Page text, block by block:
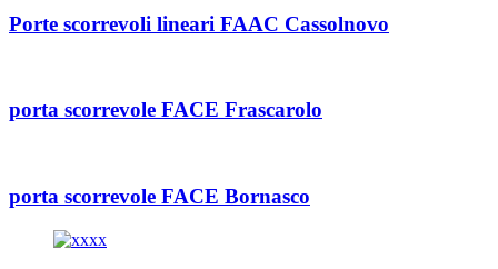
Porte scorrevoli lineari FAAC Cassolnovo
porta scorrevole FACE Frascarolo
porta scorrevole FACE Bornasco